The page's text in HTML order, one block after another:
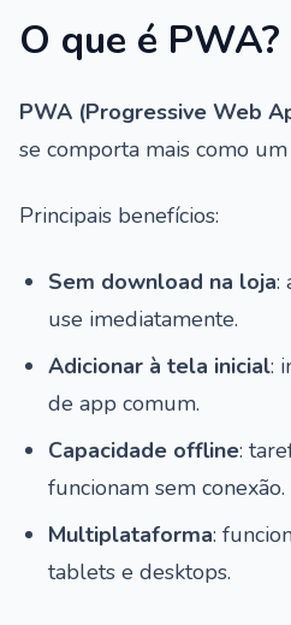
O que é PWA?
PWA (Progressive Web
se comporta mais como
Principais benefícios:
Sem download na loja:
use imediatamente.
Adicionar à tela inicial:
de app comum.
Capacidade offline:
funcionam sem conexão.
Multiplataforma:
tablets e desktops.